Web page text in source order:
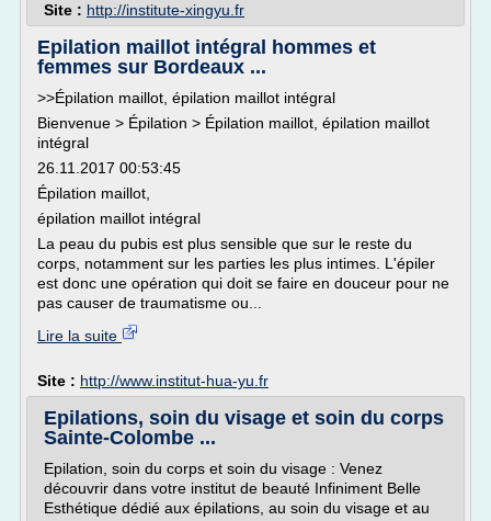
Site : http://institute-xingyu.fr
Epilation maillot intégral hommes et
femmes sur Bordeaux ...
>>Épilation maillot, épilation maillot intégral
Bienvenue > Épilation > Épilation maillot, épilation maillot
intégral
26.11.2017 00:53:45
Épilation maillot,
épilation maillot intégral
La peau du pubis est plus sensible que sur le reste du
corps, notamment sur les parties les plus intimes. L'épiler
est donc une opération qui doit se faire en douceur pour ne
pas causer de traumatisme ou...
Lire la suite
Site : http://www.institut-hua-yu.fr
Epilations, soin du visage et soin du corps
Sainte-Colombe ...
Epilation, soin du corps et soin du visage : Venez
découvrir dans votre institut de beauté Infiniment Belle
Esthétique dédié aux épilations, au soin du visage et au